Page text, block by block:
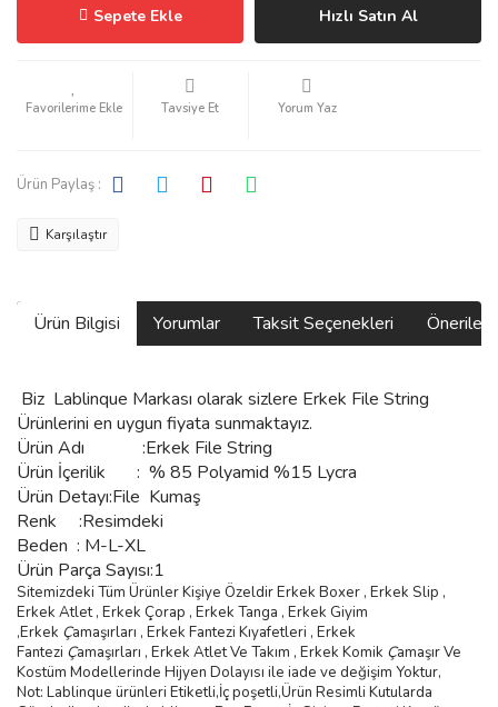
Sepete Ekle Hızlı Satın Al
Tavsiye Et Yorum Yaz
Ürün Paylaş :
Karşılaştır
Ürün Bilgisi Yorumlar Taksit Seçenekleri
Biz Lablinque Markası olarak sizlere Erkek File String
Ürünlerini en uygun fiyata sunmaktayız.
Ürün Adı :Erkek File String
Ürün İçerilik : % 85 Polyamid %15 Lycra
Ürün Detayı:File Kumaş
Renk :Resimdeki
Beden : M-L-XL
Ürün Parça Sayısı:1
Sitemizdeki Tüm Ürünler Kişiye Özeldir Erkek Boxer , Erkek Slip ,
Erkek Atlet , Erkek Çorap , Erkek Tanga , Erkek Giyim
,Erkek Çamaşırları , Erkek Fantezi Kıyafetleri , Erkek
Fantezi Çamaşırları , Erkek Atlet Ve Takım , Erkek Komik Çamaşır Ve
Kostüm Modellerinde Hijyen Dolayısı ile iade ve değişim Yoktur,
Not: Lablinque ürünleri Etiketli,İç poşetli,Ürün Resimli Kutularda